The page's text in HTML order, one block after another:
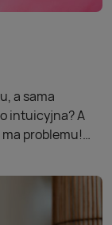
a sama
intuicyjna? A
problemu!
ułatwiamy